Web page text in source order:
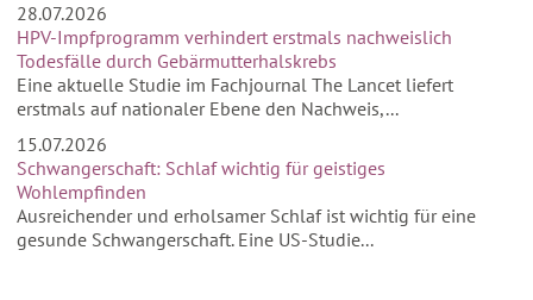
28.07.2026
HPV-Impfprogramm verhindert erstmals nachweislich
Todesfälle durch Gebärmutterhalskrebs
Eine aktuelle Studie im Fachjournal The Lancet liefert
erstmals auf nationaler Ebene den Nachweis,...
15.07.2026
Schwangerschaft: Schlaf wichtig für geistiges
Wohlempfinden
Ausreichender und erholsamer Schlaf ist wichtig für eine
gesunde Schwangerschaft. Eine US-Studie...